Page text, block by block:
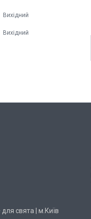
Вихідний
Вихідний
свята | м.Київ